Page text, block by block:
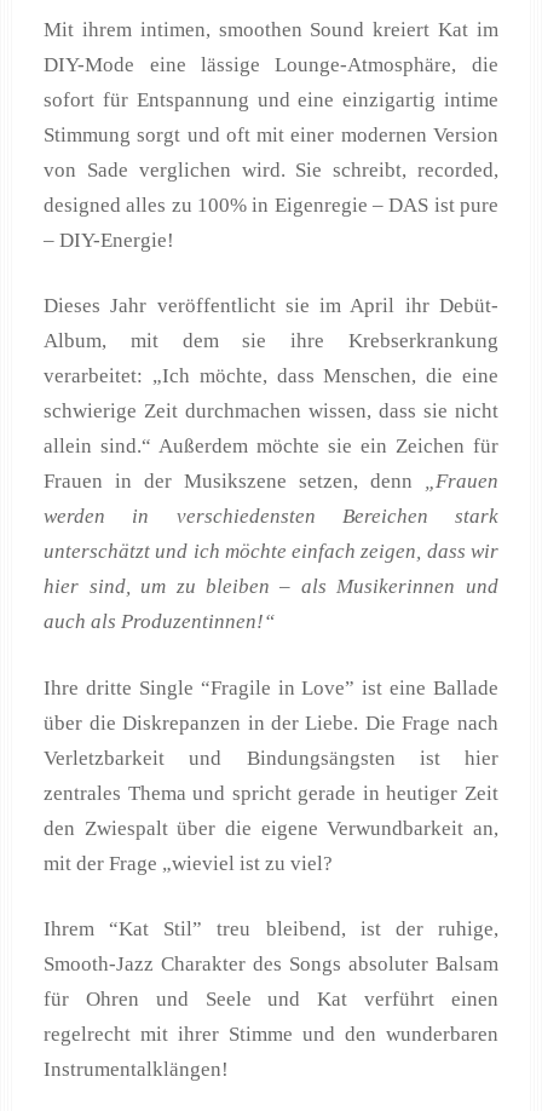
Mit ihrem intimen, smoothen Sound kreiert Kat im
DIY-Mode eine lässige Lounge-Atmosphäre, die
sofort für Entspannung und eine einzigartig intime
Stimmung sorgt und oft mit einer modernen Version
von Sade verglichen wird. Sie schreibt, recorded,
designed alles zu 100% in Eigenregie – DAS ist pure
– DIY-Energie!
Dieses Jahr veröffentlicht sie im April ihr Debüt-
Album, mit dem sie ihre Krebserkrankung
verarbeitet: „Ich möchte, dass Menschen, die eine
schwierige Zeit durchmachen wissen, dass sie nicht
allein sind.“ Außerdem möchte sie ein Zeichen für
Frauen in der Musikszene setzen, denn „Frauen
werden in verschiedensten Bereichen stark
unterschätzt und ich möchte einfach zeigen, dass wir
hier sind, um zu bleiben – als Musikerinnen und
auch als Produzentinnen!“
Ihre dritte Single “Fragile in Love” ist eine Ballade
über die Diskrepanzen in der Liebe. Die Frage nach
Verletzbarkeit und Bindungsängsten ist hier
zentrales Thema und spricht gerade in heutiger Zeit
den Zwiespalt über die eigene Verwundbarkeit an,
mit der Frage „wieviel ist zu viel?
Ihrem “Kat Stil” treu bleibend, ist der ruhige,
Smooth-Jazz Charakter des Songs absoluter Balsam
für Ohren und Seele und Kat verführt einen
regelrecht mit ihrer Stimme und den wunderbaren
Instrumentalklängen!